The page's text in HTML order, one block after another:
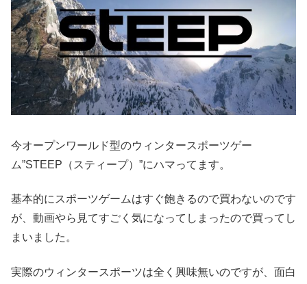
今オープンワールド型のウィンタースポーツゲー
ム”STEEP（スティープ）”にハマってます。
基本的にスポーツゲームはすぐ飽きるので買わないのです
が、動画やら見てすごく気になってしまったので買ってし
まいました。
実際のウィンタースポーツは全く興味無いのですが、面白